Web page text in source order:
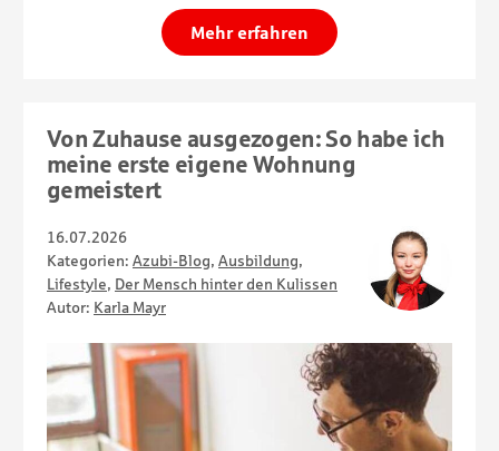
Mehr erfahren
Von Zuhause ausgezogen: So habe ich
meine erste eigene Wohnung
gemeistert
16.07.2026
Kategorien: Azubi-Blog, Ausbildung,
Lifestyle, Der Mensch hinter den Kulissen
Autor: Karla Mayr